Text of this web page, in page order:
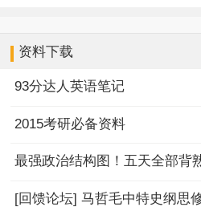
资料下载
93分达人英语笔记
2015考研必备资料
[回馈论坛] 马哲毛中特史纲思